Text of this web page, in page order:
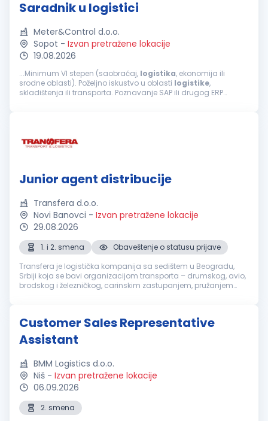
Saradnik u logistici
Meter&Control d.o.o.
Sopot - Izvan pretražene lokacije
19.08.2026
...Minimum VI stepen (saobraćaj, logistika, ekonomija ili
srodne oblasti). Poželjno iskustvo u oblasti logistike,
skladištenja ili transporta. Poznavanje SAP ili drugog ERP
Junior agent distribucije
Transfera d.o.o.
Novi Banovci - Izvan pretražene lokacije
29.08.2026
1. i 2. smena
Obaveštenje o statusu prijave
Transfera je logistička kompanija sa sedištem u Beogradu,
Srbiji koja se bavi organizacijom transporta – drumskog, avio,
brodskog i železničkog, carinskim zastupanjem, pružanjem
Customer Sales Representative
Assistant
BMM Logistics d.o.o.
Niš - Izvan pretražene lokacije
06.09.2026
2. smena